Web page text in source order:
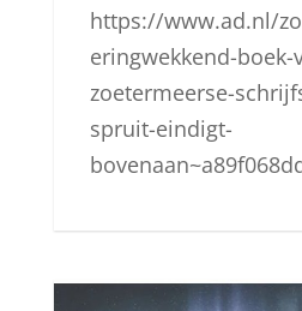
https://www.ad.nl/
eringwekkend-boek-
zoetermeerse-
spruit-eindigt-